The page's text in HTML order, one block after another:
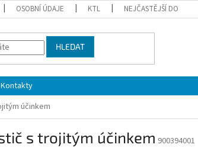
OSOBNÍ ÚDAJE KTL NEJČASTĚJŠÍ DOTAZY
HLEDAT
Kontakty
účinkem
s trojitým účinkem 900394001